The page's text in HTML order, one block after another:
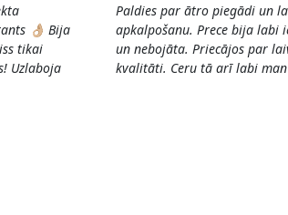
👌🏼 Bija
tikai
Uzlaboja
Paldies par ātro piegādi un
apkalpošanu. Prece bija labi
un nebojāta. Priecājos par
kvalitāti. Ceru tā arī labi man